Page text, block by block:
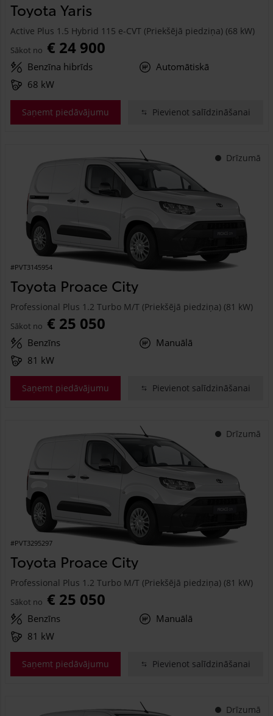
Toyota Yaris
Active Plus 1.5 Hybrid 115 e-CVT (Priekšējā piedziņa) (68 kW)
Sākot no € 24 900
Benzīna hibrīds
Automātiskā
68 kW
Saņemt piedāvājumu Pievienot salīdzināšanai
Drīzumā
#PVT3145954
Toyota Proace City
Professional Plus 1.2 Turbo M/T (Priekšējā piedziņa) (81 kW)
Sākot no € 25 050
Benzīns
Manuālā
81 kW
Saņemt piedāvājumu Pievienot salīdzināšanai
Drīzumā
#PVT3295297
Toyota Proace City
Professional Plus 1.2 Turbo M/T (Priekšējā piedziņa) (81 kW)
Sākot no € 25 050
Benzīns
Manuālā
81 kW
Saņemt piedāvājumu Pievienot salīdzināšanai
Drīzumā